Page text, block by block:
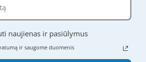
naujienas ir pasiūlymus
ir saugome duomenis